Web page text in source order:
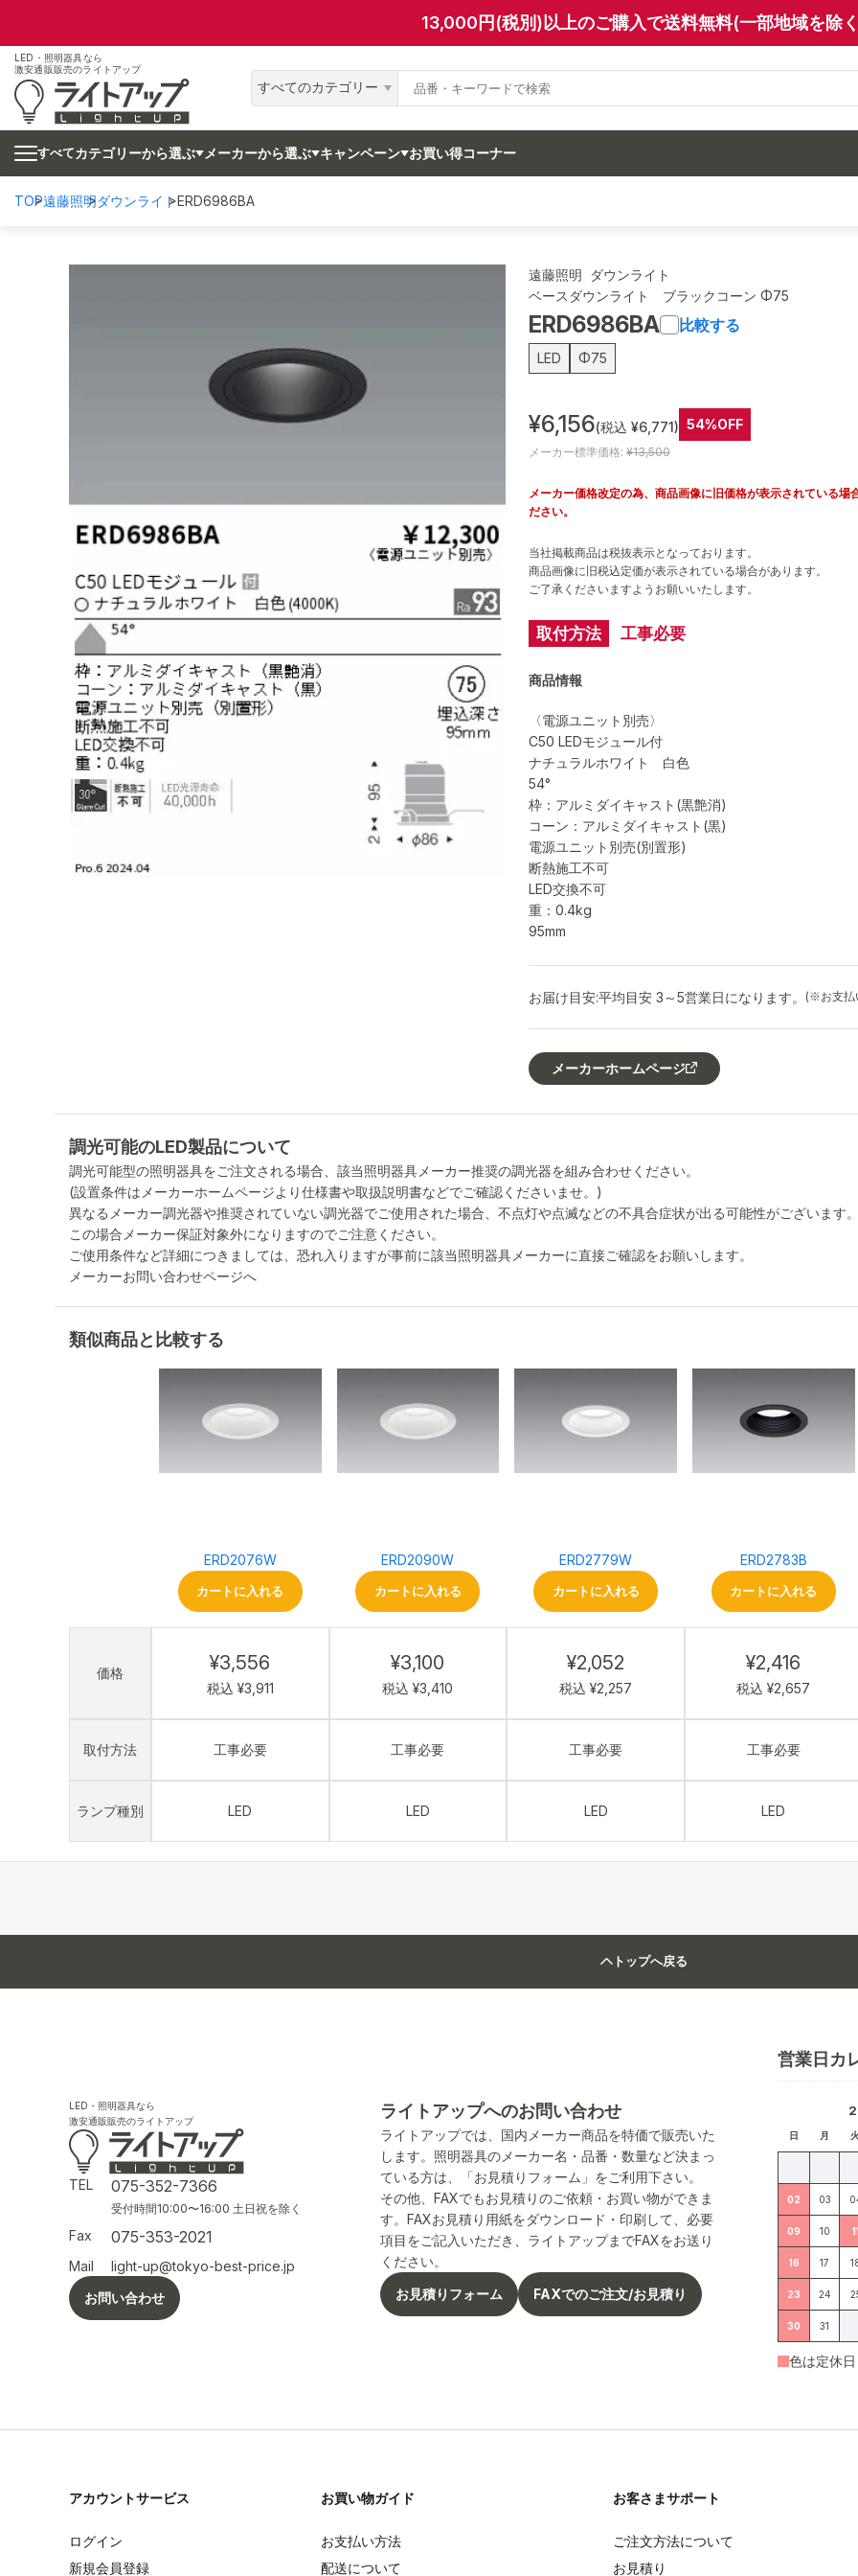
13,000円(税別)以上のご購入で送料無料(一部地域を除
LED・照明器具なら
激安通販販売のライトアップ
すべてのカテゴリー
すべてカテゴリーから選ぶ メーカーから選ぶ キャンペーン お買い得コーナー
TOP遠藤照明ダウンライトERD6986BA
遠藤照明 ダウンライト
ベースダウンライト ブラックコーン Φ75
ERD6986BA 比較する
LED Φ75
¥6,156(税込 ¥6,771) 54%OFF
メーカー標準価格: ¥13,500
メーカー価格改定の為、商品画像に旧価格が表示されている場
ださい。
当社掲載商品は税抜表示となっております。
商品画像に旧税込定価が表示されている場合があります。
ご了承くださいますようお願いいたします。
取付方法 工事必要
お届け目安:平均目安 3～5営業日になります。 (※お支払
商品情報
〈電源ユニット別売〉
C50 LEDモジュール付
ナチュラルホワイト 白色
54°
枠：アルミダイキャスト(黒艶消)
コーン：アルミダイキャスト(黒)
電源ユニット別売(別置形)
断熱施工不可
LED交換不可
重：0.4kg
95mm
メーカーホームページ
調光可能のLED製品について
調光可能型の照明器具をご注文される場合、該当照明器具メーカー推奨の調光器を組み合わせください。
(設置条件はメーカーホームページより仕様書や取扱説明書などでご確認くださいませ。)
異なるメーカー調光器や推奨されていない調光器でご使用された場合、不点灯や点滅などの不具合症状が出る可能性がございます。
この場合メーカー保証対象外になりますのでご注意ください。
ご使用条件など詳細につきましては、恐れ入りますが事前に該当照明器具メーカーに直接ご確認をお願いします。
メーカーお問い合わせページへ
類似商品と比較する
価格
取付方法
ランプ種別
ERD2076W
カートに入れる
¥3,556
税込 ¥3,911
工事必要
LED
ERD2090W
カートに入れる
¥3,100
税込 ¥3,410
工事必要
LED
ERD2779W
カートに入れる
¥2,052
税込 ¥2,257
工事必要
LED
ERD2783B
カートに入れる
¥2,416
税込 ¥2,657
工事必要
LED
トップへ戻る
LED・照明器具なら
激安通販販売のライトアップ
TEL 075-352-7366
受付時間10:00〜16:00 土日祝を除く
Fax 075-353-2021
Mail
light-up@tokyo-best-price.jp
お問い合わせ
ライトアップへのお問い合わせ
ライトアップでは、国内メーカー商品を特価で販売いた
します。照明器具のメーカー名・品番・数量など決まっ
ている方は、「お見積りフォーム」をご利用下さい。
その他、FAXでもお見積りのご依頼・お買い物ができま
す。FAXお見積り用紙をダウンロード・印刷して、必要
項目をご記入いただき、ライトアップまでFAXをお送り
ください。
お見積りフォーム
FAXでのご注文/お見積り
営業日カ
日 月 火
02 03
09 10 11
16 17
23 24
30 31
色は定休日
アカウントサービス
ログイン
新規会員登録
お買い物ガイド
お支払い方法
配送について
お客さまサポート
ご注文方法について
お見積り